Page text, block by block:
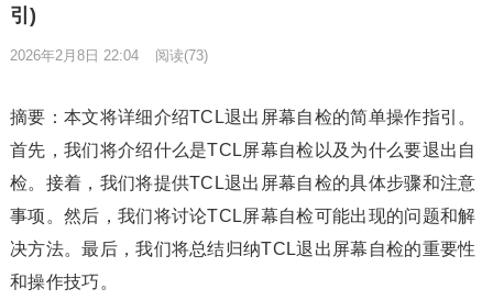
引)
2026年2月8日 22:04 阅读(73)
摘要：本文将详细介绍TCL退出屏幕自检的简单操作指引。
首先，我们将介绍什么是TCL屏幕自检以及为什么要退出自
检。接着，我们将提供TCL退出屏幕自检的具体步骤和注意
事项。然后，我们将讨论TCL屏幕自检可能出现的问题和解
决方法。最后，我们将总结归纳TCL退出屏幕自检的重要性
和操作技巧。